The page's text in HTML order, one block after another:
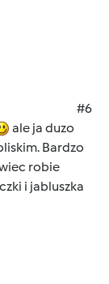
#6
ale ja duzo
Bardzo
robie
i jabluszka